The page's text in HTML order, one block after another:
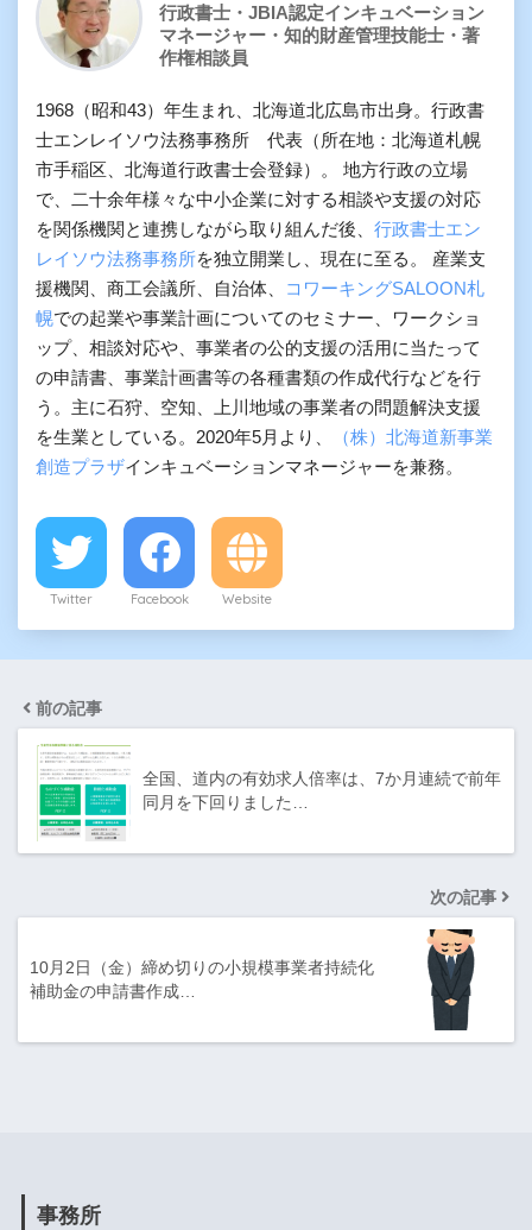
行政書士・JBIA認定インキュベーション
マネージャー・知的財産管理技能士・著
作権相談員
1968（昭和43）年生まれ、北海道北広島市出身。行政書
士エンレイソウ法務事務所 代表（所在地：北海道札幌
市手稲区、北海道行政書士会登録）。 地方行政の立場
で、二十余年様々な中小企業に対する相談や支援の対応
を関係機関と連携しながら取り組んだ後、 行政書士エン
レイソウ法務事務所を独立開業し、現在に至る。 産業支
援機関、商工会議所、自治体、
コワーキングSALOON札
幌での起業や事業計画についてのセミナー、ワークショ
ップ、相談対応や、事業者の公的支援の活用に当たって
の申請書、事業計画書等の各種書類の作成代行などを行
う。主に石狩、空知、上川地域の事業者の問題解決支援
を生業としている。2020年5月より、
（株）北海道新事業
創造プラザインキュベーションマネージャーを兼務。
Twitter Facebook Website
前の記事
全国、道内の有効求人倍率は、7か月連続で前年
同月を下回りました…
次の記事
10月2日（金）締め切りの小規模事業者持続化
補助金の申請書作成…
事務所